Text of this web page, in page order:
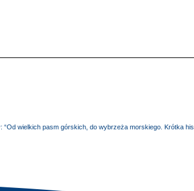
“Od wielkich pasm górskich, do wybrzeża morskiego. Krótka